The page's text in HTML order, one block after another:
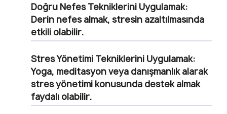
Doğru Nefes Tekniklerini Uygulamak:
Derin nefes almak, stresin azaltılmasında
etkili olabilir.
Stres Yönetimi Tekniklerini Uygulamak:
Yoga, meditasyon veya danışmanlık alarak
stres yönetimi konusunda destek almak
faydalı olabilir.